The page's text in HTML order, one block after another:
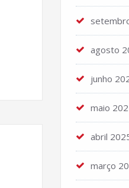
agosto
junho
maio
abril
março